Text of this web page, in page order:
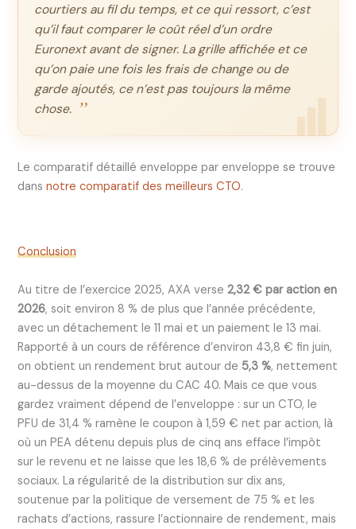
courtiers au fil du temps, et ce qui ressort, c’est
qu’il faut comparer le coût réel d’un ordre
Euronext avant de signer. La grille affichée et ce
qu’on paie une fois les frais de change ou de
garde ajoutés, ce n’est pas toujours la même
chose.
Le comparatif détaillé enveloppe par enveloppe se trouve
dansnotre comparatif des meilleurs CTO.
Conclusion
Au titre de l’exercice 2025, AXA verse2,32 € par action en
2026, soit environ 8 % de plus que l’année précédente,
avec un détachement le 11 mai et un paiement le 13 mai.
Rapporté à un cours de référence d’environ 43,8 € fin juin,
on obtient un rendement brut autour de 5,3 %, nettement
au-dessus de la moyenne du CAC 40. Mais ce que vous
gardez vraiment dépend de l’enveloppe : sur un CTO, le
PFU de 31,4 % ramène le coupon à 1,59 € net par action, là
où un PEA détenu depuis plus de cinq ans efface l’impôt
sur le revenu et ne laisse que les 18,6 % de prélèvements
sociaux. La régularité de la distribution sur dix ans,
soutenue par la politique de versement de 75 % et les
rachats d’actions, rassure l’actionnaire de rendement, mais